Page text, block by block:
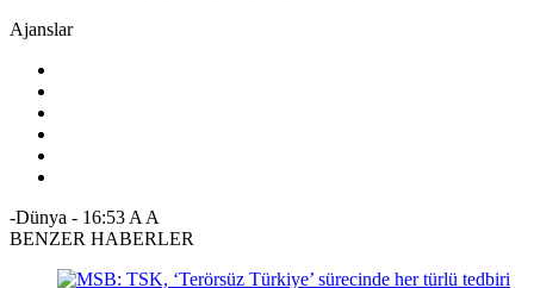
Ajanslar
-Dünya - 16:53 A A
BENZER HABERLER